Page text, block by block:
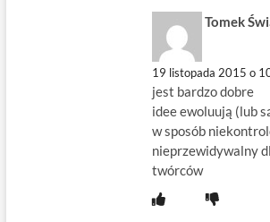
Tomek
19 listopada 2015 o
jest bardzo dobre
idee ewoluują (lub
w sposób
nieprzewidywalny
twórców